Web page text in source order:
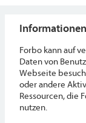
Forbo kann auf
Daten von
Webseite
oder andere
Ressourcen, die
nutzen.